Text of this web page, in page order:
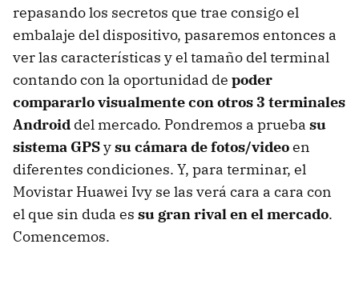
repasando los secretos que trae consigo el
embalaje del dispositivo, pasaremos entonces a
ver las características y el tamaño del terminal
contando con la oportunidad de poder
compararlo visualmente con otros 3 terminales
Android del mercado. Pondremos a prueba su
sistema GPSysu cámara de fotos/videoen
diferentes condiciones. Y, para terminar, el
Movistar Huawei Ivy se las verá cara a cara con
el que sin duda es su gran rival en el mercado.
Comencemos.